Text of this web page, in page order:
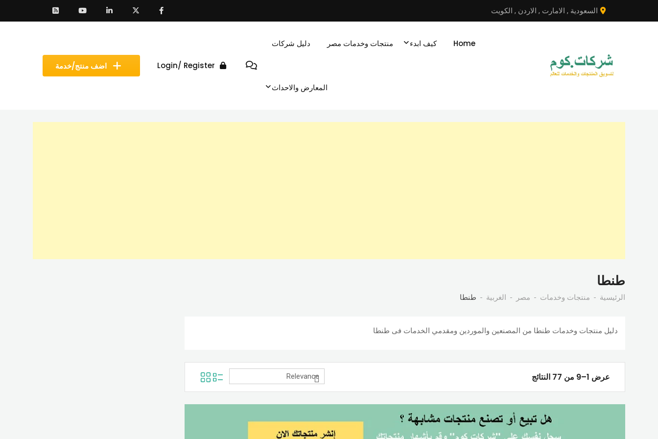
إلى
السعودية , الامارت , الاردن , الكويت
اضف منتج/خدمة Login/ Register
Home كيف ابدء منتجات وخدمات مصر دليل شركات
المعارض والاحداث
طنطا
الرئيسية منتجات وخدمات مصر الغربية طنطا
دليل منتجات وخدمات طنطا من المصنعين والموردين ومقدمي الخدمات فى طنطا
عرض 1–9 من 77 النتائج